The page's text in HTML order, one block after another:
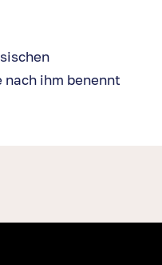
ihm benennt